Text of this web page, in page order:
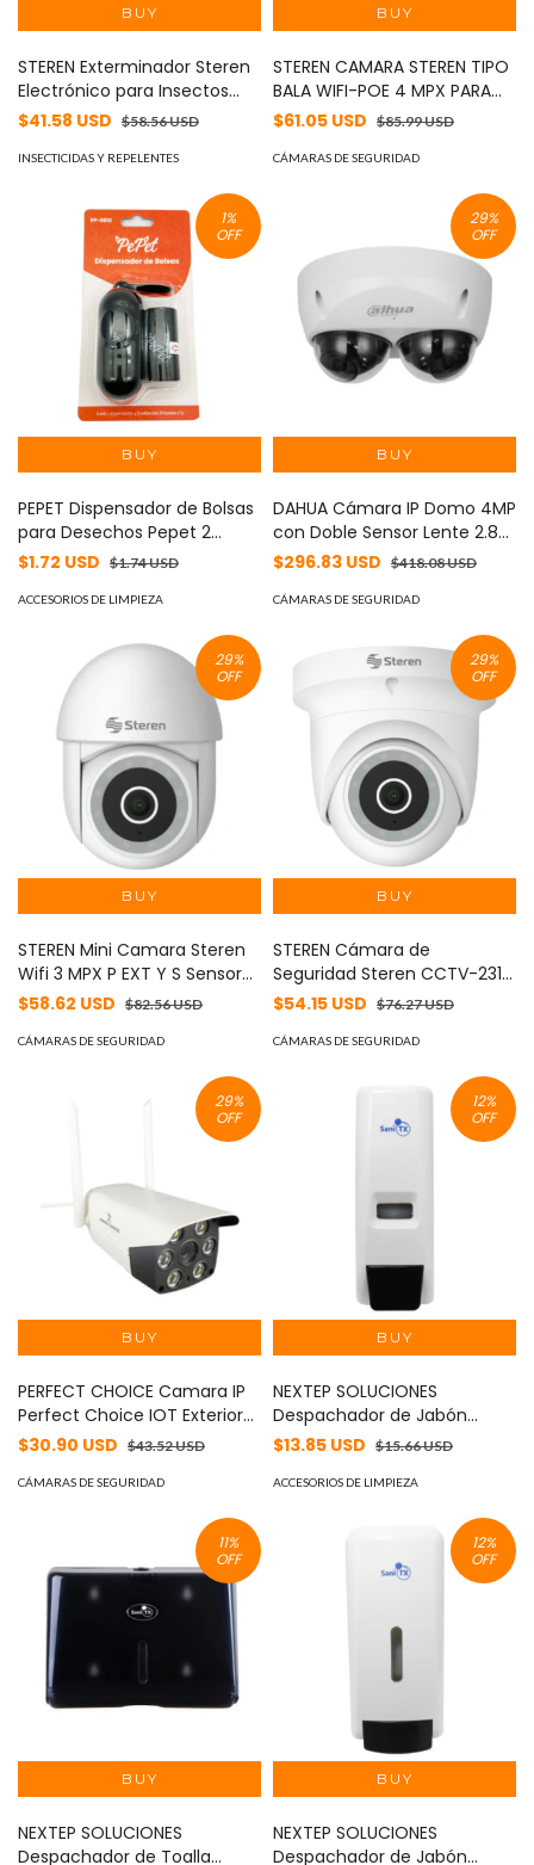
STEREN Exterminador Steren
Electrónico para Insectos
Voladores 10W luz UV 1800V
$41.58 USD $58.56 USD
INSECTICIDAS Y REPELENTES
STEREN CAMARA STEREN TIPO
BALA WIFI-POE 4 MPX PARA
EXT MOD: CCTV-239
$61.05 USD $85.99 USD
CÁMARAS DE SEGURIDAD
1%
OFF
PEPET Dispensador de Bolsas
para Desechos Pepet 2
Rollos 30 Bolsas MOD: PP-
$1.72 USD $1.74 USD
ACCESORIOS DE LIMPIEZA
29%
OFF
DAHUA Cámara IP Domo 4MP
con Doble Sensor Lente 2.8
mm IR 30m Inteligencia
MOD: HDBW5441F-AS-E2
$296.83 USD $418.08 USD
CÁMARAS DE SEGURIDAD
29%
OFF
STEREN Mini Camara Steren
Wifi 3 MPX P EXT Y S Sensor
MOD: CCTV-233
$58.62 USD $82.56 USD
CÁMARAS DE SEGURIDAD
29%
OFF
STEREN Cámara de
Seguridad Steren CCTV-231
Wi-Fi 3 Mpx HDR Robotizada
Blanca MOD: CCTV-231
$54.15 USD $76.27 USD
CÁMARAS DE SEGURIDAD
29%
OFF
PERFECT CHOICE Camara IP
Perfect Choice IOT Exterior
FHD Vision Nocturna Entrada
$30.90 USD $43.52 USD
CÁMARAS DE SEGURIDAD
12%
OFF
NEXTEP SOLUCIONES
Despachador de Jabón
Líquido Sani TX Manual
$13.85 USD $15.66 USD
ACCESORIOS DE LIMPIEZA
11%
OFF
NEXTEP SOLUCIONES
Despachador de Toalla
12%
OFF
NEXTEP SOLUCIONES
Despachador de Jabón